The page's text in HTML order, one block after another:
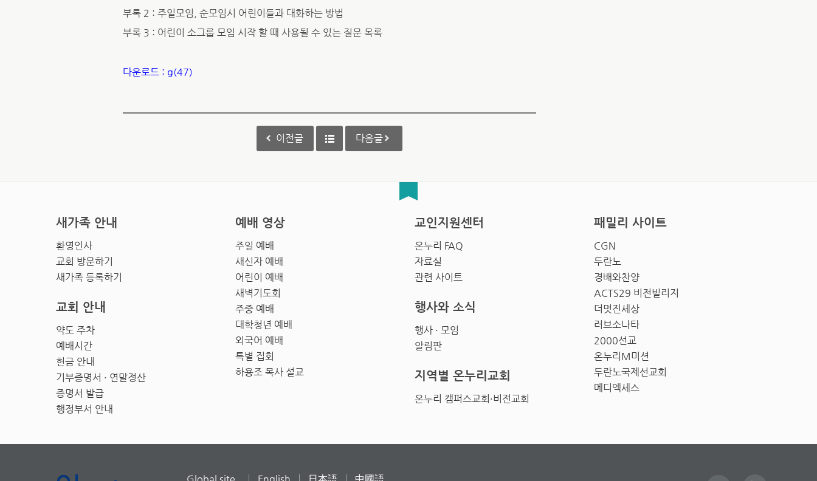
부록 2 : 주일모임, 순모임시 어린이들과 대화하는 방법
부록 3 : 어린이 소그룹 모임 시작 할 때 사용될 수 있는 질문 목록
다운로드 : g(47)
이전글 다음글
새가족 안내
환영인사
교회 방문하기
새가족 등록하기
예배 영상
주일 예배
새신자 예배
어린이 예배
새벽기도회
주중 예배
대학청년 예배
외국어 예배
특별 집회
하용조 목사 설교
교인지원센터
온누리 FAQ
자료실
관련 사이트
패밀리 사이트
CGN
두란노
경배와찬양
ACTS29 비전빌리지
더멋진세상
러브소나타
2000선교
온누리M미션
두란노국제선교회
메디엑세스
교회 안내
약도 주차
예배시간
헌금 안내
기부증명서 · 연말정산
증명서 발급
행정부서 안내
행사와 소식
행사 · 모임
알림판
지역별 온누리교회
온누리 캠퍼스교회·비전교회